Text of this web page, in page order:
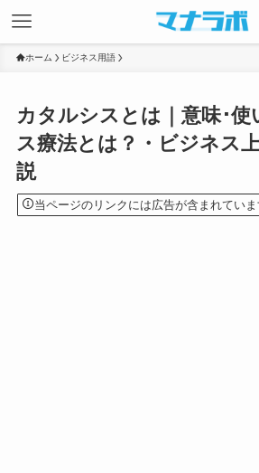
ホーム ビジネス用語
カタルシスとは｜意味･使
ス療法とは？・ビジネス
説
当ページのリンクには広告が含まれていま